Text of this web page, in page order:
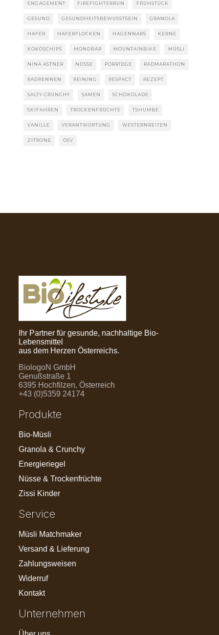
ENGAGEMENT FIREFIGHTERRUN FRÜHSTÜCK
GESUND GESUNDHEITSBEWUSSTSEIN GRANOLA
HAFER HAFERFLOCKEN HAGENNARS KERNE
KOKOSCHIPS MONDBÄR MOUNTAINBIKE MÜSLI
NINA ASTNER NÜSSE PORRIDGE RADMARATHON
RADRENNEN REINING RESPACT REZEPT
SALTY-CRUNCHY SAMEN SCHOKOLADE
SKIFAHREN TROCKENFRÜCHTE TSHUMBE
VANILLE VERANTWORTUNG WESTERNREITEN
ZITRONE ÖSV
Ihr Partner für gesunde, nachhaltige Bio-
Lebensmittel
aus dem Herzen Österreichs.
BiologoN GmbH
Genußstraße 1
6395 Hochfilzen, Österreich
+43 (0)5359 24174
Produkte
Bio-Müsli
Granola & Crunchy
Energieriegel
Nüsse & Trockenfrüchte
Zissi Kinder
Service
Müsli Matchmaker
Versand & Lieferung
Zahlungsweisen
Widerruf
Kontakt
Unternehmen